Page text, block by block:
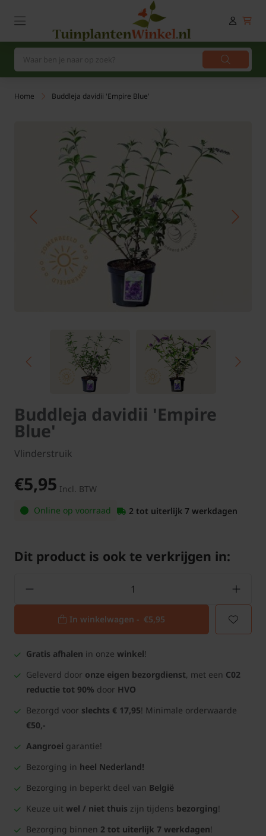
Home Buddleja davidii 'Empire Blue'
Buddleja davidii 'Empire
Blue'
Vlinderstruik
€5,95 Incl. BTW
Online op voorraad
2 tot uiterlijk 7 werkdagen
Dit product is ook te verkrijgen in:
In winkelwagen - €5,95
Gratis afhalen in onze winkel!
Geleverd door onze eigen bezorgdienst, met een C02
reductie tot 90% door HVO
Bezorgd voor slechts € 17,95! Minimale orderwaarde
€50,-
Aangroei garantie!
Bezorging in heel Nederland!
Bezorging in beperkt deel van België
Keuze uit wel / niet thuis zijn tijdens bezorging!
Bezorging binnen 2 tot uiterlijk 7 werkdagen!